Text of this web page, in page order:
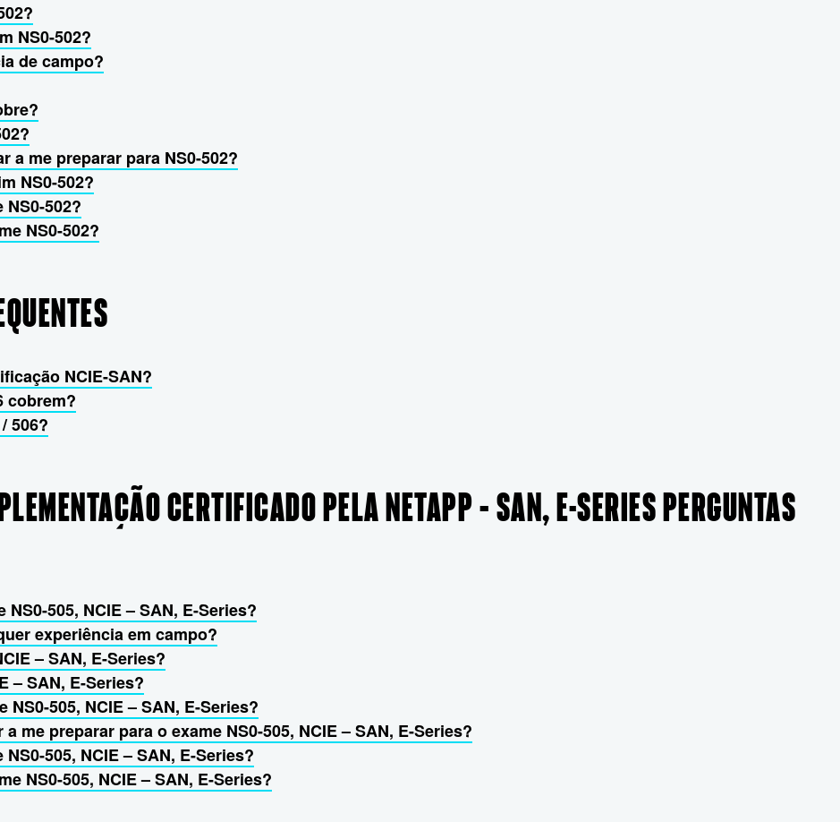
NS0-502?
de campo?
a me preparar para NS0-502?
NS0-502?
502?
NS0-502?
NCIE-SAN?
cobrem?
506?
CERTIFICADO PELA NETAPP – SAN, E-SERIES PERGUNTAS
505, NCIE – SAN, E-Series?
experiência em campo?
– SAN, E-Series?
– SAN, E-Series?
505, NCIE – SAN, E-Series?
me preparar para o exame NS0-505, NCIE – SAN, E-Series?
505, NCIE – SAN, E-Series?
NS0-505, NCIE – SAN, E-Series?